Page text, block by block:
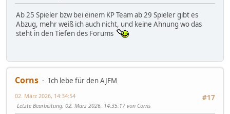
Ab 25 Spieler bzw bei einem KP Team ab 29 Spieler gibt es
Abzug, mehr weiß ich auch nicht, und keine Ahnung wo das
steht in den Tiefen des Forums
Corns
Ich lebe für den AJFM
#17
02. März 2026, 14:34:54
Letzte Bearbeitung: 02. März 2026, 14:35:17 von Corns